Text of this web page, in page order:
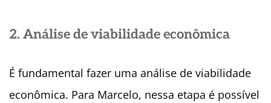
2. Análise de viabilidade econômica
É fundamental fazer uma análise de viabilidade
econômica. Para Marcelo, nessa etapa é possível